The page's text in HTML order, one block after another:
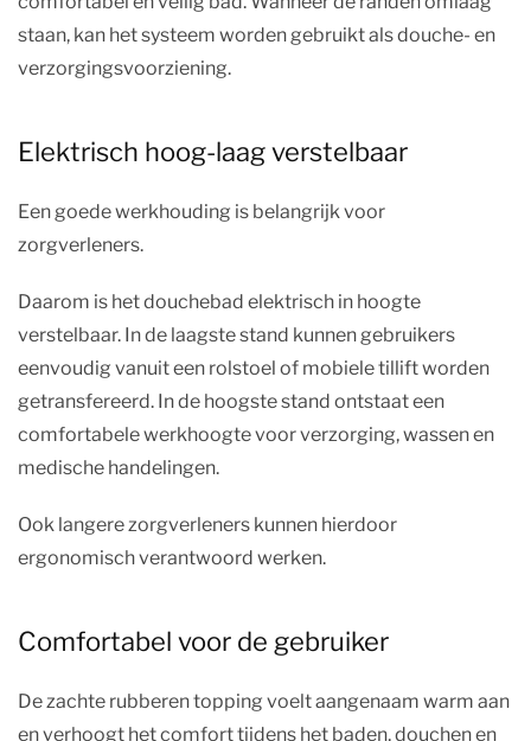
staan, kan het systeem worden gebruikt als douche- en
verzorgingsvoorziening.
Elektrisch hoog-laag verstelbaar
Een goede werkhouding is belangrijk voor
zorgverleners.
Daarom is het douchebad elektrisch in hoogte
verstelbaar. In de laagste stand kunnen gebruikers
eenvoudig vanuit een rolstoel of mobiele tillift worden
getransfereerd. In de hoogste stand ontstaat een
comfortabele werkhoogte voor verzorging, wassen en
medische handelingen.
Ook langere zorgverleners kunnen hierdoor
ergonomisch verantwoord werken.
Comfortabel voor de gebruiker
De zachte rubberen topping voelt aangenaam warm aan
en verhoogt het comfort tijdens het baden, douchen en